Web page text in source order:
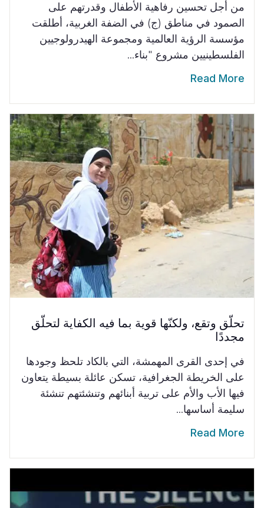
من أجل تحسين رفاهية الأطفال وقدرتهم على
الصمود في مناطق (ج) في الضفة الغربية، أطلقت
مؤسسة الرؤية العالمية ومجموعة الهيدرولوجيين
الفلسطينيين مشروع "بناء...
Read More
تحلّق وتقع، ولكنّها قوية بما فيه الكفاية لتحلّق
مجددًا
في إحدى القرى المهمشة، التي بالكاد تلحظ وجودها
على الخريطة الجغرافية، تسكن عائلة بسيطة يتعاون
فيها الأب والأم على تربية أبنائهم وتنشئتهم تنشئة
سليمة أساسها...
Read More